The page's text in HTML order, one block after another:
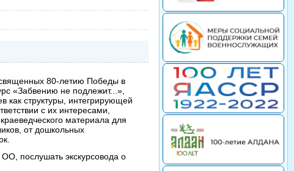
80-летию Победы в
«Забвению не подлежит...»,
как структуры, интегрирующей
с их интересами,
материала для
от дошкольных
послушать экскурсовода о